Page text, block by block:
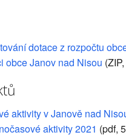
dotace z rozpočtu
obce Janov nad Nisou
aktivity v Janově nad
aktivity 2021 (pdf,